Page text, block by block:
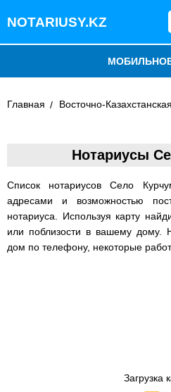
NOTARIUSY.KZ
НОТАРИУСЫ КАЗАХСТАНА
Главная Восточно-
Нотариусы
Список нотариусов Село
адресами и возможностью
нотариуса. Используя карту
или поблизости в вашему дому.
дом по телефону, некоторые
Загрузка